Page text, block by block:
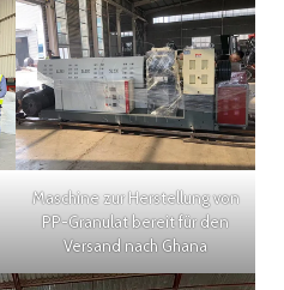
Maschine zur Herstellung von
PP-Granulat bereit für den
Versand nach Ghana